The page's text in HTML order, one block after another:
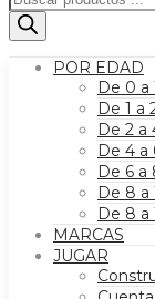
de
productos
POR EDAD
De 0 a
De 1 a
De 2 a
De 4 a
De 6 a
De 8 a
De 8 a
MARCAS
JUGAR